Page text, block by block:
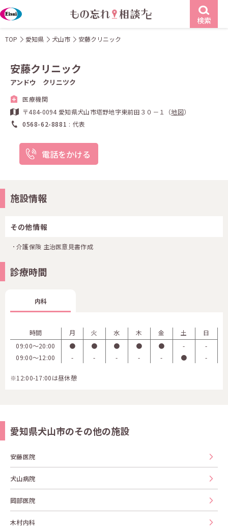
検索
TOP 愛知県 犬山市 安藤クリニック
安藤クリニック
アンドウ クリニツク
医療機関
〒484-0094 愛知県犬山市塔野地字東前田３０－１（地図）
0568-62-8881
代表
電話をかける
施設情報
その他情報
介護保険 主治医意見書作成
診療時間
内科
時間 月 火 水 木 金 土
日
09:00〜20:00
● ● ● ● ● -
-
09:00〜12:00
- - - - - ● -
※12:00-17:00は昼休憩
愛知県犬山市のその他の施設
安藤医院
犬山病院
岡部医院
木村内科